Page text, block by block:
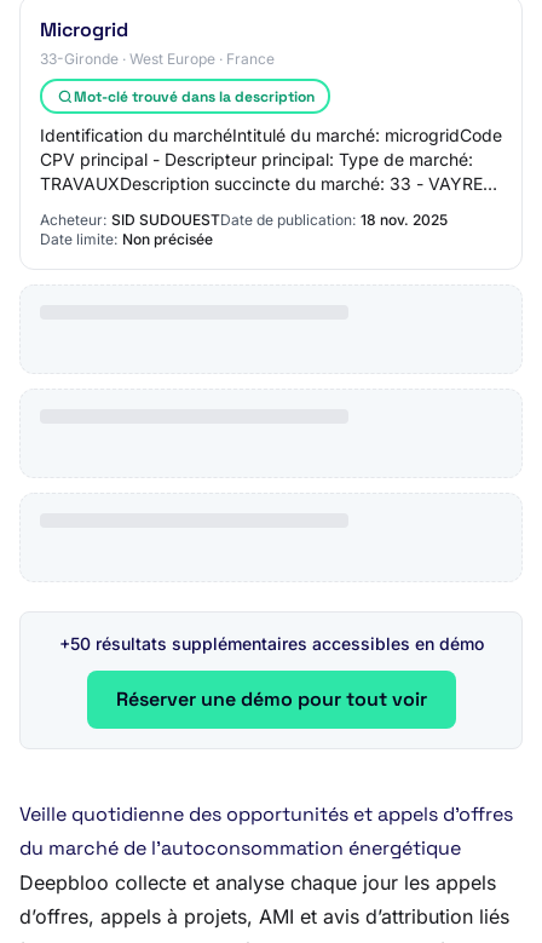
Microgrid
33-Gironde · West Europe · France
Mot-clé trouvé dans la description
Identification du marchéIntitulé du marché: microgridCode
CPV principal - Descripteur principal: Type de marché:
TRAVAUXDescription succincte du marché: 33 - VAYRES
Acheteur: SID SUDOUESTDate de publication: 18 nov. 2025
Date limite: Non précisée
+50 résultats supplémentaires accessibles en démo
Réserver une démo pour tout voir
Veille quotidienne des opportunités et appels d’offres
du marché de l’autoconsommation énergétique
Deepbloo collecte et analyse chaque jour les appels
d’offres, appels à projets, AMI et avis d’attribution liés